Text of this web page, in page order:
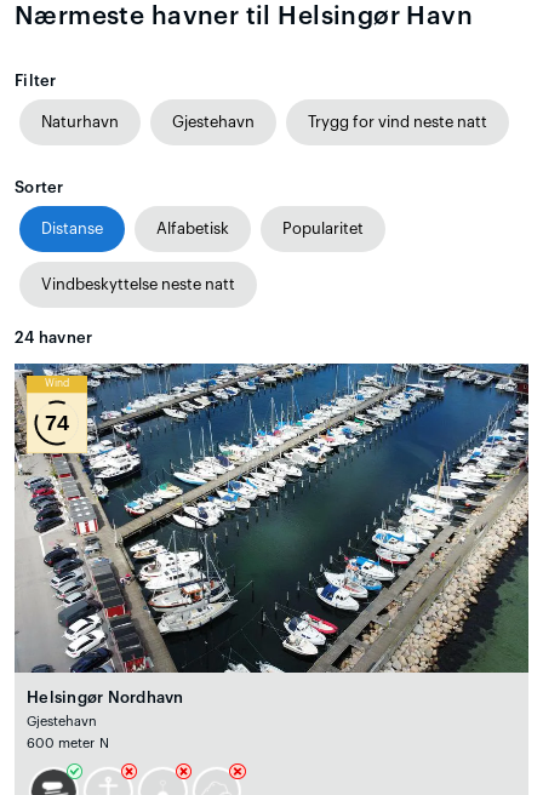
Nærmeste havner til Helsingør Havn
Filter
Naturhavn Gjestehavn Trygg for vind neste natt
Sorter
Distanse Alfabetisk Popularitet
Vindbeskyttelse neste natt
24 havner
Wind
74
Helsingør Nordhavn
Gjestehavn
600 meter N